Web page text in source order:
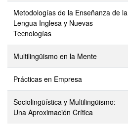
Metodologías de la Enseñanza de la
Lengua Inglesa y Nuevas
Tecnologías
Multilingüismo en la Mente
Prácticas en Empresa
Sociolingüística y Multilingüismo:
Una Aproximación Crítica